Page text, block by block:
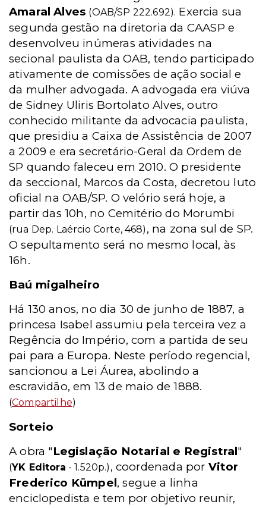
Amaral Alves (OAB/SP 222.692). Exercia sua
segunda gestão na diretoria da CAASP e
desenvolveu inúmeras atividades na
secional paulista da OAB, tendo participado
ativamente de comissões de ação social e
da mulher advogada. A advogada era viúva
de Sidney Uliris Bortolato Alves, outro
conhecido militante da advocacia paulista,
que presidiu a Caixa de Assistência de 2007
a 2009 e era secretário-Geral da Ordem de
SP quando faleceu em 2010. O presidente
da seccional, Marcos da Costa, decretou luto
oficial na OAB/SP. O velório será hoje, a
partir das 10h, no Cemitério do Morumbi
(rua Dep. Laércio Corte, 468) , na zona sul de SP.
O sepultamento será no mesmo local, às
16h.
Baú migalheiro
Há 130 anos, no dia 30 de junho de 1887, a
princesa Isabel assumiu pela terceira vez a
Regência do Império, com a partida de seu
pai para a Europa. Neste período regencial,
sancionou a Lei Áurea, abolindo a
escravidão, em 13 de maio de 1888.
(Compartilhe)
Sorteio
A obra "Legislação Notarial e Registral"
(YK Editora - 1.520p.) , coordenada por Vitor
Frederico Kümpel, segue a linha
enciclopedista e tem por objetivo reunir,